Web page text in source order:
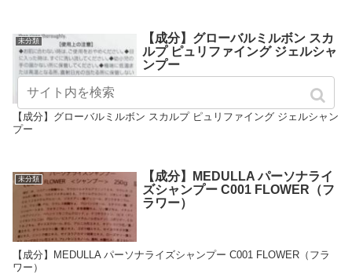
未分類
【成分】グローバルミルボン スカ
ルプ ピュリファイング ジェルシャ
ンプー
【成分】グローバルミルボン スカルプ ピュリファイング ジェルシャン
プー
未分類
【成分】MEDULLA パーソナライ
ズシャンプー C001 FLOWER（フ
ラワー）
【成分】MEDULLA パーソナライズシャンプー C001 FLOWER（フラ
ワー）